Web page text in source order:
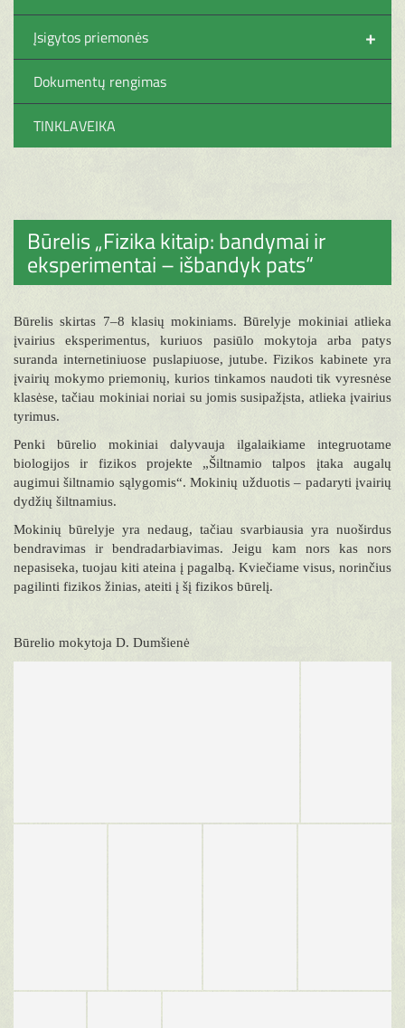
+
Įsigytos priemonės
Dokumentų rengimas
TINKLAVEIKA
Būrelis „Fizika kitaip: bandymai ir
eksperimentai – išbandyk pats“
Būrelis skirtas 7–8 klasių mokiniams. Būrelyje mokiniai atlieka
įvairius eksperimentus, kuriuos pasiūlo mokytoja arba patys
suranda internetiniuose puslapiuose, jutube. Fizikos kabinete yra
įvairių mokymo priemonių, kurios tinkamos naudoti tik vyresnėse
klasėse, tačiau mokiniai noriai su jomis susipažįsta, atlieka įvairius
tyrimus.
Penki būrelio mokiniai dalyvauja ilgalaikiame integruotame
biologijos ir fizikos projekte „Šiltnamio talpos įtaka augalų
augimui šiltnamio sąlygomis“. Mokinių užduotis – padaryti įvairių
dydžių šiltnamius.
Mokinių būrelyje yra nedaug, tačiau svarbiausia yra nuoširdus
bendravimas ir bendradarbiavimas. Jeigu kam nors kas nors
nepasiseka, tuojau kiti ateina į pagalbą. Kviečiame visus, norinčius
pagilinti fizikos žinias, ateiti į šį fizikos būrelį.
Būrelio mokytoja D. Dumšienė